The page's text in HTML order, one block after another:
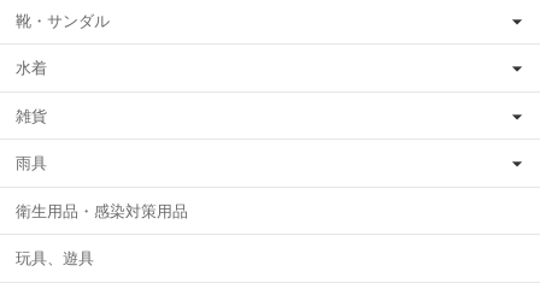
靴・サンダル
水着
雑貨
雨具
衛生用品・感染対策用品
玩具、遊具